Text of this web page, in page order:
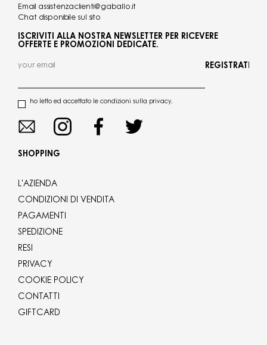
Email assistenzaclienti@gaballo.it
Chat disponibile sul sito
ISCRIVITI ALLA NOSTRA NEWSLETTER PER RICEVERE
OFFERTE E PROMOZIONI DEDICATE.
ho letto ed accettato le condizioni sulla privacy.
REGISTRATI
SHOPPING
L'AZIENDA
CONDIZIONI DI VENDITA
PAGAMENTI
SPEDIZIONE
RESI
PRIVACY
COOKIE POLICY
CONTATTI
GIFTCARD